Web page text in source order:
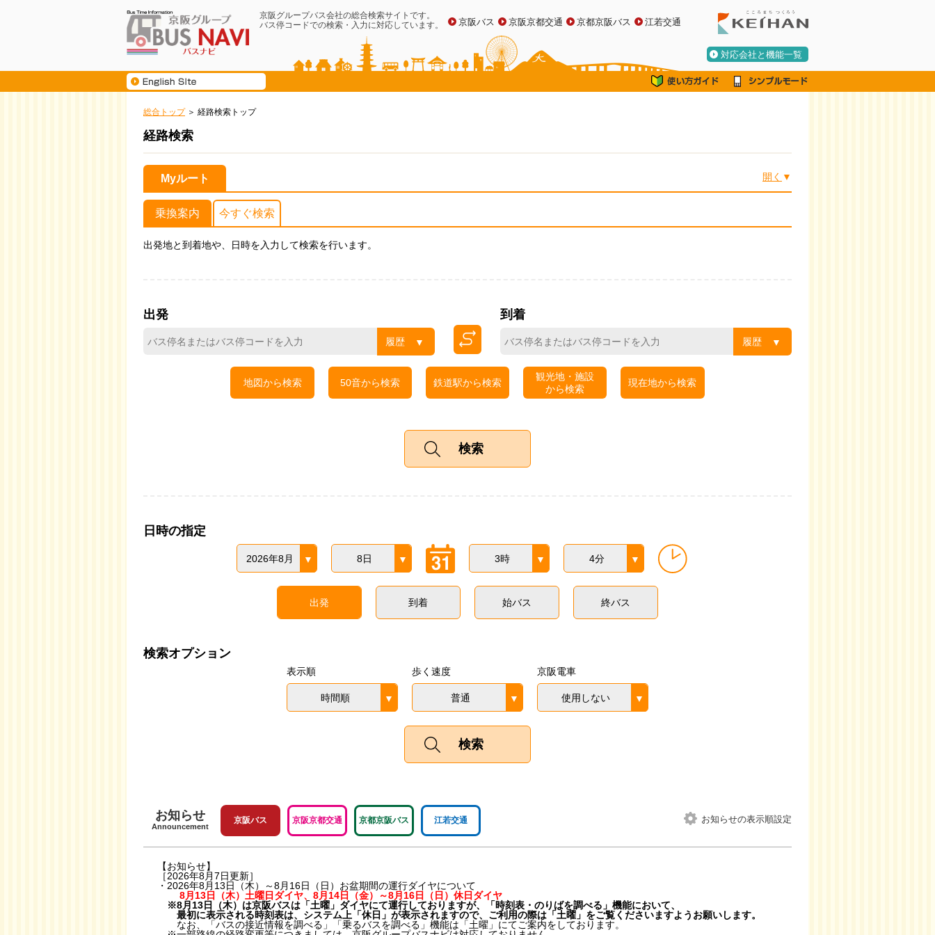
京阪グループバス会社の総合検索サイトです。
バス停コードでの検索・入力に対応しています。
京阪バス 京阪京都交通 京都京阪バス 江若交通
対応会社と機能一覧
総合トップ 経路検索トップ
経路検索
Myルート 開く
乗換案内 今すぐ検索
出発地と到着地や、日時を入力して検索を行います。
出発
履歴
到着
履歴
地図から検索 50音から検索 鉄道駅から検索
観光地・施設
から検索
現在地から検索
日時の指定
2026年8月 8日 3時 4分
出発 到着 始バス 終バス
検索オプション
表示順
時間順
歩く速度
普通
京阪電車
使用しない
お知らせ
Announcement
お知らせの表示順設定
京阪バス 京阪京都交通 京都京阪バス 江若交通
【お知らせ】
［2026年8月7日更新］
・2026年8月13日（木）～8月16日（日）お盆期間の運行ダイヤについて
8月13日（木）土曜日ダイヤ、8月14日（金）～8月16日（日）休日ダイヤ
※8月13日（木）は京阪バスは「土曜」ダイヤにて運行しておりますが、「時刻表・のりばを調べる」機能において、
最初に表示される時刻表は、システム上「休日」が表示されますので、ご利用の際は「土曜」をご覧くださいますようお願いします。
なお、「バスの接近情報を調べる」「乗るバスを調べる」機能は「土曜」にてご案内をしております。